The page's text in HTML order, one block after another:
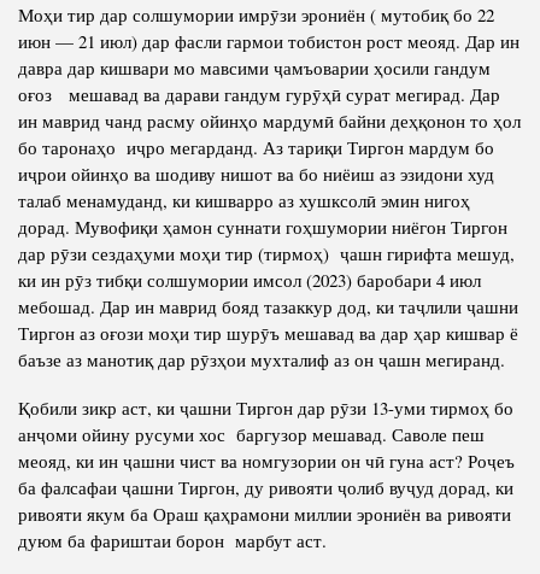
Моҳи тир дар солшумории имрӯзи эрониён ( мутобиқ бо 22
июн — 21 июл) дар фасли гармои тобистон рост меояд. Дар ин
давра дар кишвари мо мавсими ҷамъоварии ҳосили гандум
оғоз мешавад ва дарави гандум гурӯҳӣ сурат мегирад. Дар
ин маврид чанд расму ойинҳо мардумӣ байни деҳқонон то ҳол
бо таронаҳо иҷро мегарданд. Аз тариқи Тиргон мардум бо
иҷрои ойинҳо ва шодиву нишот ва бо ниёиш аз эзидони худ
талаб менамуданд, ки кишварро аз хушксолӣ эмин нигоҳ
дорад. Мувофиқи ҳамон суннати гоҳшумории ниёгон Тиргон
дар рӯзи сездаҳуми моҳи тир (тирмоҳ) ҷашн гирифта мешуд,
ки ин рӯз тибқи солшумории имсол (2023) баробари 4 июл
мебошад. Дар ин маврид бояд тазаккур дод, ки таҷлили ҷашни
Тиргон аз оғози моҳи тир шурӯъ мешавад ва дар ҳар кишвар ё
баъзе аз манотиқ дар рӯзҳои мухталиф аз он ҷашн мегиранд.
Қобили зикр аст, ки ҷашни Тиргон дар рӯзи 13-уми тирмоҳ бо
анҷоми ойину русуми хос баргузор мешавад. Саволе пеш
меояд, ки ин ҷашни чист ва номгузории он чӣ гуна аст? Роҷеъ
ба фалсафаи ҷашни Тиргон, ду ривояти ҷолиб вуҷуд дорад, ки
ривояти якум ба Ораш қаҳрамони миллии эрониён ва ривояти
дуюм ба фариштаи борон марбут аст.